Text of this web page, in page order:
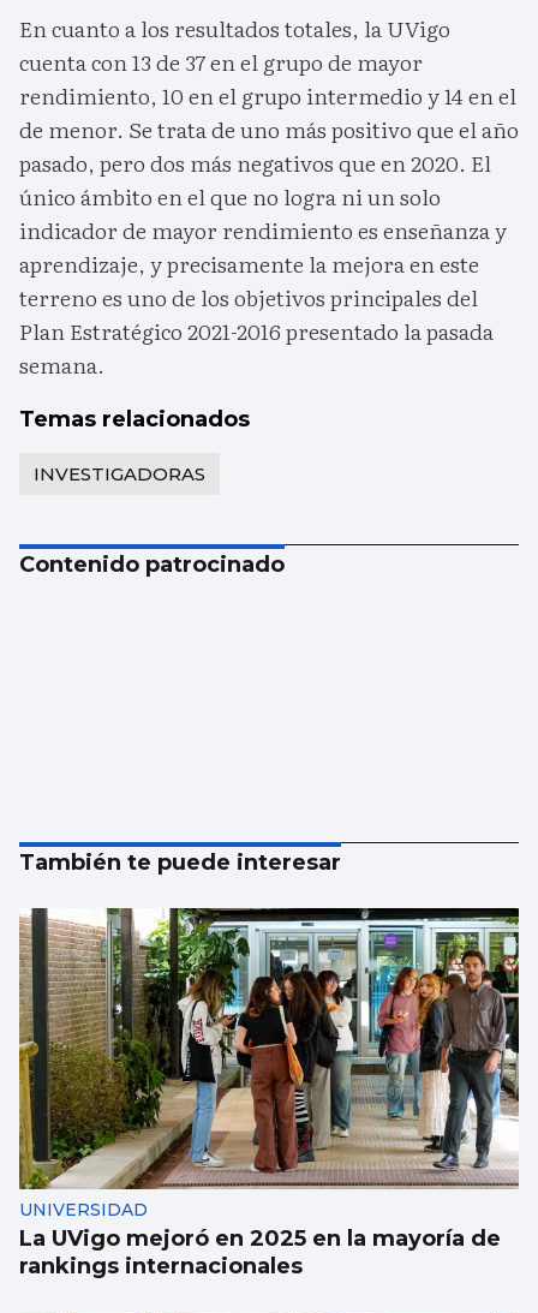
En cuanto a los resultados totales, la UVigo
cuenta con 13 de 37 en el grupo de mayor
rendimiento, 10 en el grupo intermedio y 14 en el
de menor. Se trata de uno más positivo que el año
pasado, pero dos más negativos que en 2020. El
único ámbito en el que no logra ni un solo
indicador de mayor rendimiento es enseñanza y
aprendizaje, y precisamente la mejora en este
terreno es uno de los objetivos principales del
Plan Estratégico 2021-2016 presentado la pasada
semana.
Temas relacionados
INVESTIGADORAS
Contenido patrocinado
También te puede interesar
UNIVERSIDAD
La UVigo mejoró en 2025 en la mayoría de
rankings internacionales